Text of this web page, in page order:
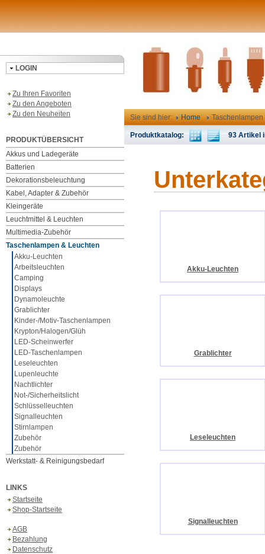
LOGIN
Zu Ihren Favoriten
Zu den Angeboten
Zu den Neuheiten
PRODUKTÜBERSICHT
Akkus und Ladegeräte
Batterien
Dekorationsbeleuchtung
Kabel, Adapter & Zubehör
Kleingeräte
Leuchtmittel & Leuchten
Multimedia-Zubehör
Taschenlampen & Leuchten
Akku-Leuchten
Arbeitsleuchten
Camping
Displays
Dynamoleuchte
Grablichter
Kinder-/Motiv-Taschenlampen
Krypton/Halogen/Glüh
LED-Scheinwerfer
LED-Taschenlampen
Leseleuchten
Lupenleuchte
Nachtlichter
Not-/Sicherheitslicht
Schlüsselleuchten
Signalleuchten
Stirnlampen
Zubehör
Zubehör
Werkstatt- & Reinigungsbedarf
LINKS
Startseite
Shop-Startseite
AGB
Bezahlung
Datenschutz
Sie sind hier: Home Taschenlampen
Produktkatalog: 93 Artikel
Akku-Leuchten
Grablichter
Leseleuchten
Signalleuchten